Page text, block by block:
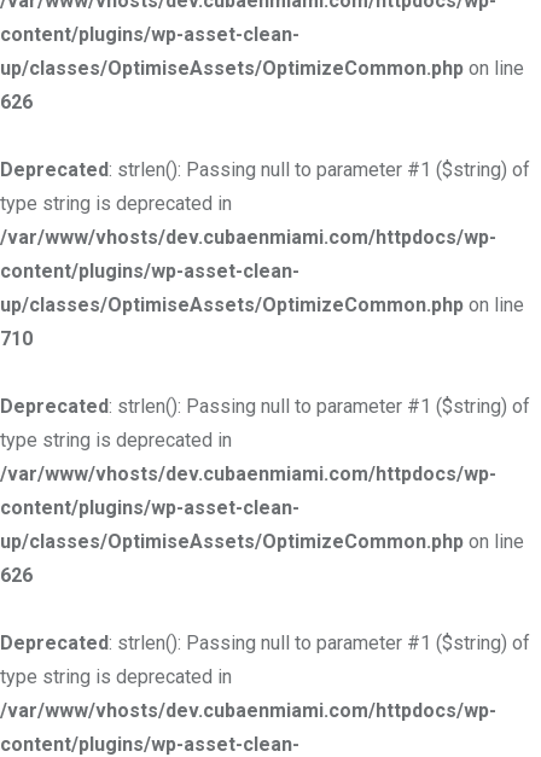
content/plugins/wp-asset-clean-
up/classes/OptimiseAssets/OptimizeCommon.php on line
626
Deprecated: strlen(): Passing null to parameter #1 ($string) of
type string is deprecated in
/var/www/vhosts/dev.cubaenmiami.com/httpdocs/wp-
content/plugins/wp-asset-clean-
up/classes/OptimiseAssets/OptimizeCommon.php on line
710
Deprecated: strlen(): Passing null to parameter #1 ($string) of
type string is deprecated in
/var/www/vhosts/dev.cubaenmiami.com/httpdocs/wp-
content/plugins/wp-asset-clean-
up/classes/OptimiseAssets/OptimizeCommon.php on line
626
Deprecated: strlen(): Passing null to parameter #1 ($string) of
type string is deprecated in
/var/www/vhosts/dev.cubaenmiami.com/httpdocs/wp-
content/plugins/wp-asset-clean-